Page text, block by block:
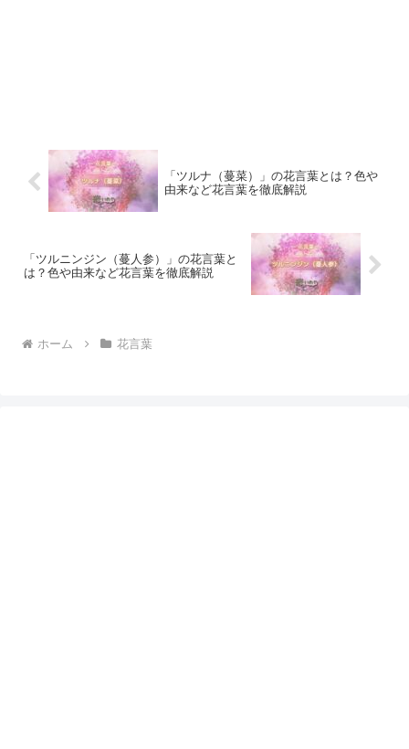
「ツルナ（蔓菜）」の花言葉とは？色や
由来など花言葉を徹底解説
「ツルニンジン（蔓人参）」の花言葉と
は？色や由来など花言葉を徹底解説
ホーム 花言葉